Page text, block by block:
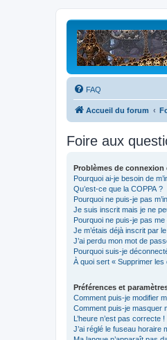
FAQ
Accueil du forum
Foire aux
Problèmes de connexion
Pourquoi ai-je besoin de
Qu’est-ce que la COPPA ?
Pourquoi ne puis-je pas
Je suis inscrit mais je ne
Pourquoi ne puis-je pas
Je m’étais déjà inscrit par
J’ai perdu mon mot de
Pourquoi suis-je
À quoi sert « Supprimer les
Préférences et
Comment puis-je modifier
Comment puis-je masquer
L’heure n’est pas correcte !
J’ai réglé le fuseau horaire